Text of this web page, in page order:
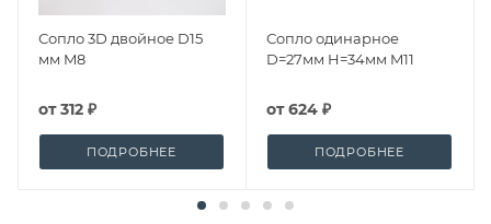
Сопло 3D двойное D15
мм M8
от312 ₽
ПОДРОБНЕЕ
Сопло одинарное
D=27мм H=34мм M11
от624 ₽
ПОДРОБНЕЕ